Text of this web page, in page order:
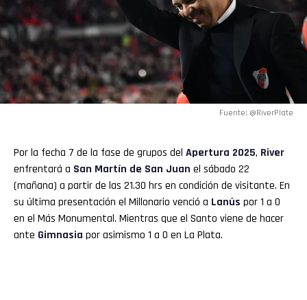
Fuente: @RiverPlate
Por la fecha 7 de la fase de grupos del Apertura 2025, River
enfrentará a San Martín de San Juan el sábado 22
(mañana) a partir de las 21.30 hrs en condición de visitante. En
su última presentación el Millonario venció a Lanús por 1 a 0
en el Más Monumental. Mientras que el Santo viene de hacer
ante Gimnasia por asimismo 1 a 0 en La Plata.